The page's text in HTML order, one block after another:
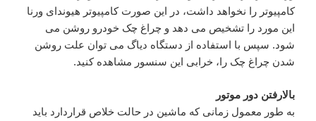
کامپیوتر را نخواهد داشت، در این صورت کامپیوتر هیوندای ورنا
این مورد را تشخیص می دهد و چراغ چک خودرو روشن می
شود. سپس با استفاده از دستگاه دیاگ می توان علت روشن
شدن چراغ چک را، خرابی این سنسور مشاهده کنید.
بالارفتن دور موتور
به طور معمول زمانی که ماشین در حالت خلاص قراردارد باید